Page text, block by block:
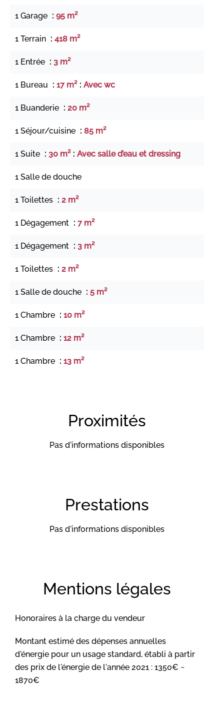
1 Garage 95 m²
1 Terrain 418 m²
1 Entrée 3 m²
1 Bureau 17 m² Avec wc
1 Buanderie 20 m²
1 Séjour/cuisine 85 m²
1 Suite 30 m² Avec salle d’eau et dressing
1 Salle de douche
1 Toilettes 2 m²
1 Dégagement 7 m²
1 Dégagement 3 m²
1 Toilettes 2 m²
1 Salle de douche 5 m²
1 Chambre 10 m²
1 Chambre 12 m²
1 Chambre 13 m²
Proximités
Pas d'informations disponibles
Prestations
Pas d'informations disponibles
Mentions légales
Honoraires à la charge du vendeur
Montant estimé des dépenses annuelles
d'énergie pour un usage standard, établi à partir
des prix de l'énergie de l'année 2021 : 1350€ ~
1870€